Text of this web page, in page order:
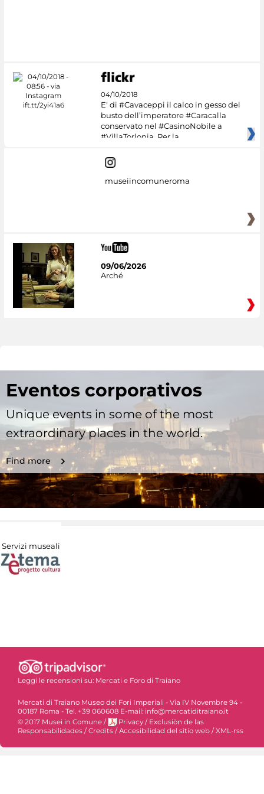
04/10/2018
E' di #Cavaceppi il calco in gesso del
busto dell’imperatore #Caracalla
conservato nel #CasinoNobile a
#VillaTorlonia. Per la
museiincomuneroma
09/06/2026
Arché
Eventos corporativos
Unique events in some of the most
extraordinary places in the world.
Find more
Servizi museali
Leggi le recensioni su: Mercati e Foro di Traiano
Mercati di Traiano Museo dei Fori Imperiali - Via IV Novembre 94 -
00187 Roma - Tel. +39 060608 E-mail: info@mercatiditraiano.it
© 2017 Musei in Comune / Privacy / Exclusiòn de las
Responsabilidades / Credits / Accesibilidad del sitio web / XML-rss